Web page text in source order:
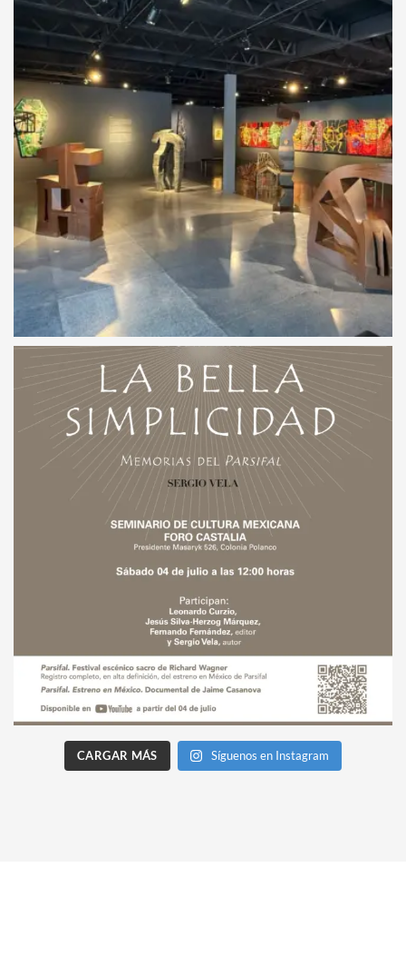
CARGAR MÁS Síguenos en Instagram